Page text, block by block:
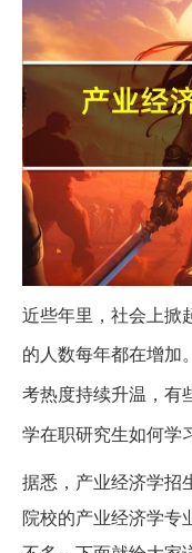
近些年里，社会上掀
的人数每年都在增加
考热度持续升温，有
学在职研究生如何学
据悉，产业经济学招
院校的产业经济学专